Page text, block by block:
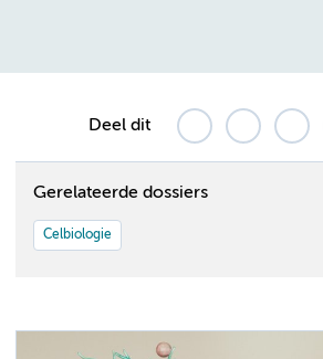
Deel dit
Gerelateerde dossiers
Celbiologie